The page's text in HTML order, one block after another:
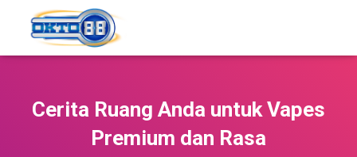
Cerita Ruang Anda untuk Vapes
Premium dan Rasa